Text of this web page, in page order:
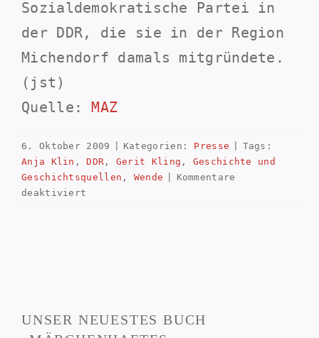
Sozialdemokratische Partei in
der DDR, die sie in der Region
Michendorf damals mitgründete.
(jst)
Quelle:MAZ
6. Oktober 2009 Kategorien: Presse
Tags:
Anja Klin ,DDR , Gerit Kling , Geschichte und
Geschichtsquellen , Wende
Kommentare
deaktiviert
an
den
UNSER NEUESTES BUCH